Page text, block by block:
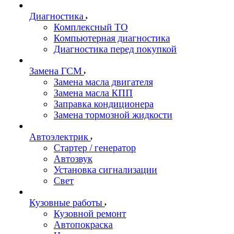
Диагностика
Комплексный ТО
Компьютерная диагностика
Диагностика перед покупкой
Замена ГСМ
Замена масла двигателя
Замена масла КПП
Заправка кондиционера
Замена тормозной жидкости
Автоэлектрик
Стартер / генератор
Автозвук
Установка сигнализации
Свет
Кузовные работы
Кузовной ремонт
Автопокраска